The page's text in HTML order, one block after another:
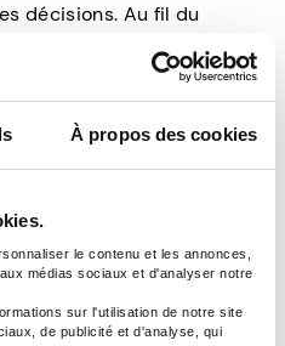
À propos des cookies
le contenu et les annonces,
médias sociaux et d'analyser notre
sur l'utilisation de notre site
de publicité et d'analyse, qui
décisions. Au fil du
un rythme
2048 le plus
le
en